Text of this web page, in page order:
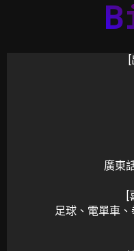
廣東
[
足球、電單車